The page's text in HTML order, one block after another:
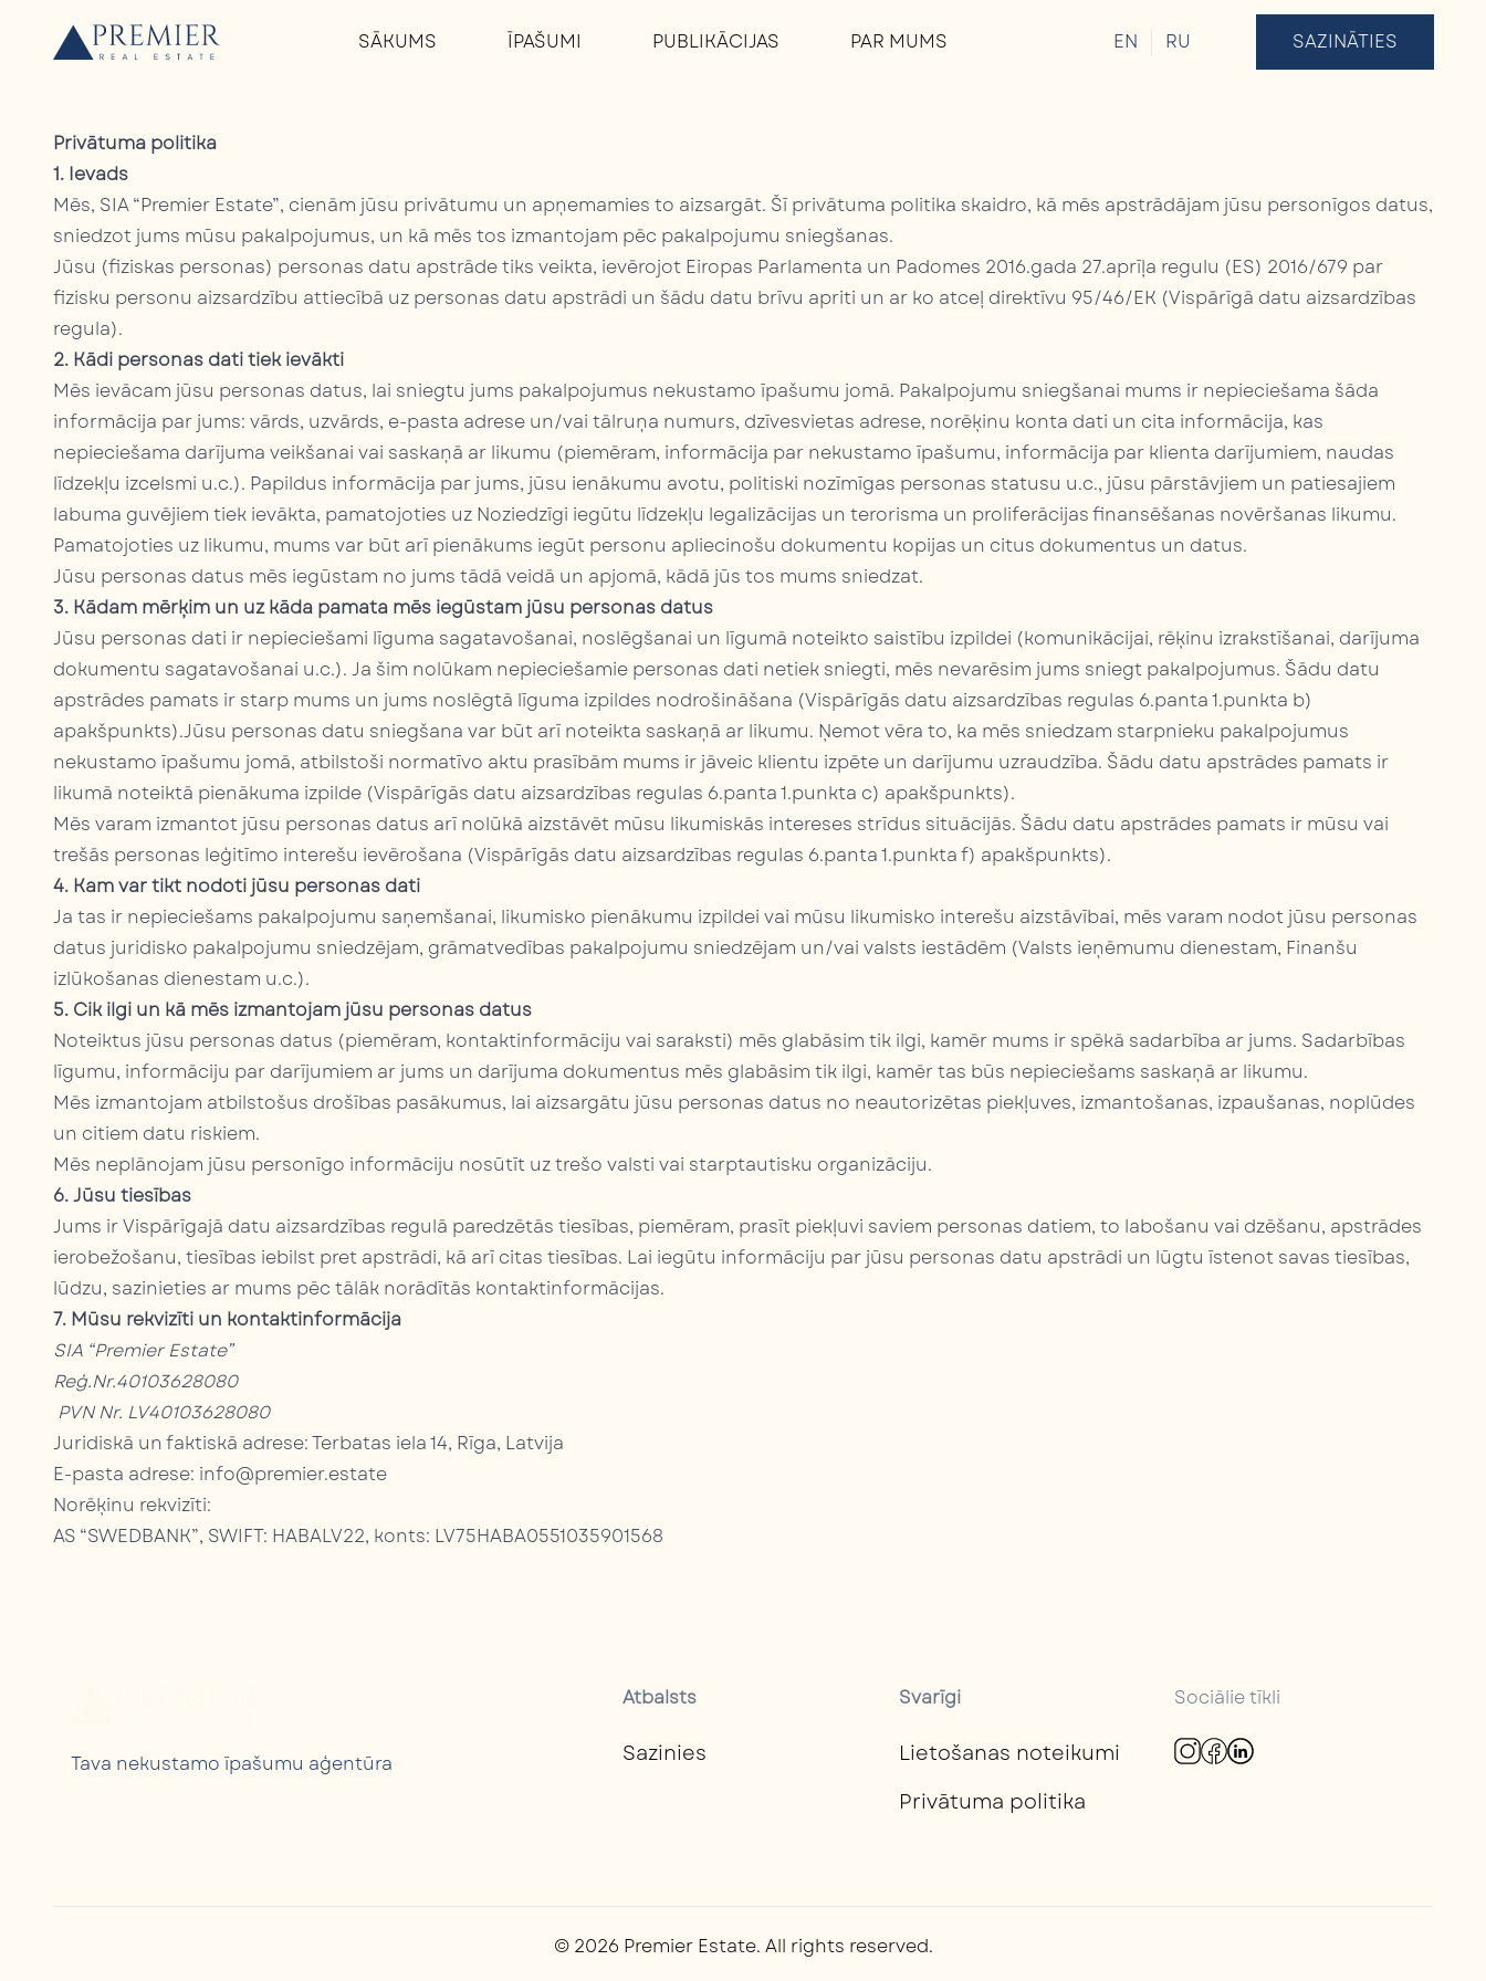
SĀKUMS ĪPAŠUMI PUBLIKĀCIJAS PAR MUMS EN RU SAZINĀTIES
Privātuma politika
1. Ievads
Mēs, SIA “Premier Estate”, cienām jūsu privātumu un apņemamies to aizsargāt. Šī privātuma politika skaidro, kā mēs apstrādājam jūsu personīgos datus,
sniedzot jums mūsu pakalpojumus, un kā mēs tos izmantojam pēc pakalpojumu sniegšanas.
Jūsu (fiziskas personas) personas datu apstrāde tiks veikta, ievērojot Eiropas Parlamenta un Padomes 2016.gada 27.aprīļa regulu (ES) 2016/679 par
fizisku personu aizsardzību attiecībā uz personas datu apstrādi un šādu datu brīvu apriti un ar ko atceļ direktīvu 95/46/EK (Vispārīgā datu aizsardzības
regula).
2. Kādi personas dati tiek ievākti
Mēs ievācam jūsu personas datus, lai sniegtu jums pakalpojumus nekustamo īpašumu jomā. Pakalpojumu sniegšanai mums ir nepieciešama šāda
informācija par jums: vārds, uzvārds, e-pasta adrese un/vai tālruņa numurs, dzīvesvietas adrese, norēķinu konta dati un cita informācija, kas
nepieciešama darījuma veikšanai vai saskaņā ar likumu (piemēram, informācija par nekustamo īpašumu, informācija par klienta darījumiem, naudas
līdzekļu izcelsmi u.c.). Papildus informācija par jums, jūsu ienākumu avotu, politiski nozīmīgas personas statusu u.c., jūsu pārstāvjiem un patiesajiem
labuma guvējiem tiek ievākta, pamatojoties uz Noziedzīgi iegūtu līdzekļu legalizācijas un terorisma un proliferācijas finansēšanas novēršanas likumu.
Pamatojoties uz likumu, mums var būt arī pienākums iegūt personu apliecinošu dokumentu kopijas un citus dokumentus un datus.
Jūsu personas datus mēs iegūstam no jums tādā veidā un apjomā, kādā jūs tos mums sniedzat.
3. Kādam mērķim un uz kāda pamata mēs iegūstam jūsu personas datus
Jūsu personas dati ir nepieciešami līguma sagatavošanai, noslēgšanai un līgumā noteikto saistību izpildei (komunikācijai, rēķinu izrakstīšanai, darījuma
dokumentu sagatavošanai u.c.). Ja šim nolūkam nepieciešamie personas dati netiek sniegti, mēs nevarēsim jums sniegt pakalpojumus. Šādu datu
apstrādes pamats ir starp mums un jums noslēgtā līguma izpildes nodrošināšana (Vispārīgās datu aizsardzības regulas 6.panta 1.punkta b)
apakšpunkts).Jūsu personas datu sniegšana var būt arī noteikta saskaņā ar likumu. Ņemot vēra to, ka mēs sniedzam starpnieku pakalpojumus
nekustamo īpašumu jomā, atbilstoši normatīvo aktu prasībām mums ir jāveic klientu izpēte un darījumu uzraudzība. Šādu datu apstrādes pamats ir
likumā noteiktā pienākuma izpilde (Vispārīgās datu aizsardzības regulas 6.panta 1.punkta c) apakšpunkts).
Mēs varam izmantot jūsu personas datus arī nolūkā aizstāvēt mūsu likumiskās intereses strīdus situācijās. Šādu datu apstrādes pamats ir mūsu vai
trešās personas leģitīmo interešu ievērošana (Vispārīgās datu aizsardzības regulas 6.panta 1.punkta f) apakšpunkts).
4. Kam var tikt nodoti jūsu personas dati
Ja tas ir nepieciešams pakalpojumu saņemšanai, likumisko pienākumu izpildei vai mūsu likumisko interešu aizstāvībai, mēs varam nodot jūsu personas
datus juridisko pakalpojumu sniedzējam, grāmatvedības pakalpojumu sniedzējam un/vai valsts iestādēm (Valsts ieņēmumu dienestam, Finanšu
izlūkošanas dienestam u.c.).
5. Cik ilgi un kā mēs izmantojam jūsu personas datus
Noteiktus jūsu personas datus (piemēram, kontaktinformāciju vai saraksti) mēs glabāsim tik ilgi, kamēr mums ir spēkā sadarbība ar jums. Sadarbības
līgumu, informāciju par darījumiem ar jums un darījuma dokumentus mēs glabāsim tik ilgi, kamēr tas būs nepieciešams saskaņā ar likumu.
Mēs izmantojam atbilstošus drošības pasākumus, lai aizsargātu jūsu personas datus no neautorizētas piekļuves, izmantošanas, izpaušanas, noplūdes
un citiem datu riskiem.
Mēs neplānojam jūsu personīgo informāciju nosūtīt uz trešo valsti vai starptautisku organizāciju.
6. Jūsu tiesības
Jums ir Vispārīgajā datu aizsardzības regulā paredzētās tiesības, piemēram, prasīt piekļuvi saviem personas datiem, to labošanu vai dzēšanu, apstrādes
ierobežošanu, tiesības iebilst pret apstrādi, kā arī citas tiesības. Lai iegūtu informāciju par jūsu personas datu apstrādi un lūgtu īstenot savas tiesības,
lūdzu, sazinieties ar mums pēc tālāk norādītās kontaktinformācijas.
7. Mūsu rekvizīti un kontaktinformācija
SIA “Premier Estate”
Reģ.Nr.40103628080
PVN Nr. LV40103628080
Juridiskā un faktiskā adrese: Terbatas iela 14, Rīga, Latvija
E-pasta adrese: info@premier.estate
Norēķinu rekvizīti:
AS “SWEDBANK”, SWIFT: HABALV22, konts: LV75HABA0551035901568
Tava nekustamo īpašumu aģentūra
Atbalsts
Sazinies
Svarīgi
Lietošanas noteikumi
Privātuma politika
Sociālie tīkli
© 2026 Premier Estate. All rights reserved.